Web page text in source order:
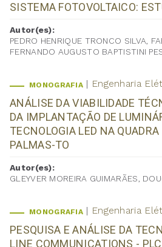
SISTEMA FOTOVOLTAICO:
Autor(es):
PEDRO HENRIQUE TRONCO SILVA,
FERNANDO AUGUSTO BAPTISTINI
MONOGRAFIA Engenharia
ANÁLISE DA VIABILIDADE
DA IMPLANTAÇÃO DE
TECNOLOGIA LED NA
PALMAS-TO
Autor(es):
GLEYVER MOREIRA GUIMARÃES,
MONOGRAFIA Engenharia
PESQUISA E ANÁLISE DA
LINE COMMUNICATIONS - PLC